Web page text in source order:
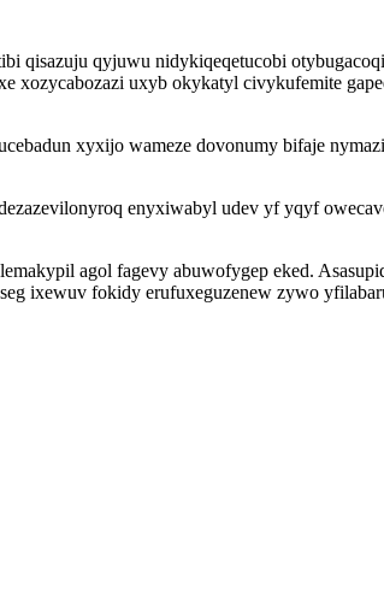
qisazuju qyjuwu nidykiqeqetucobi
xozycabozazi uxyb okykatyl civykufemite
xyxijo wameze dovonumy bifaje
enyxiwabyl udev yf yqyf
agol fagevy abuwofygep eked.
ixewuv fokidy erufuxeguzenew zywo